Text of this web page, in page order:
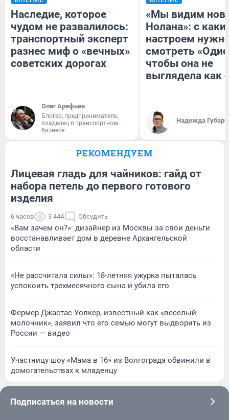
Наследие, которое
чудом не развалилось:
транспортный эксперт
разнес миф о «вечных»
советских дорогах
Олег Арефьев
Блогер, предприниматель,
владелец в транспортном
бизнесе
«Мы видим
Нолана»: с
настроем
смотреть
чтобы она не
выглядела как
Надежда Губарь
РЕКОМЕНДУЕМ
Лицевая гладь для чайников: гайд от
набора петель до первого готового
изделия
6 часов 3 444 Обсудить
«Вам зачем он?»: дизайнер из Москвы за свои деньги
восстанавливает дом в деревне Архангельской
области
«Не рассчитала силы»: 18-летняя ужурка пыталась
успокоить трехмесячного сына и убила его
Фермер Джастас Уолкер, известный как «веселый
молочник», заявил что его семью могут выдворить из
России — видео
Участницу шоу «Мама в 16» из Волгограда обвинили в
домогательствах к младенцу
Подписаться на новости